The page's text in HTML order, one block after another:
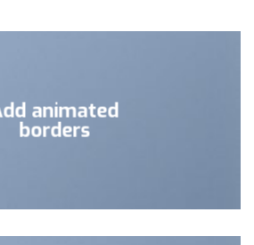
animated
borders